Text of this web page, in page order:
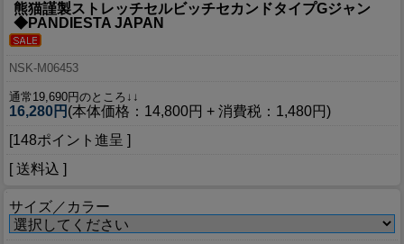
熊猫謹製ストレッチセルビッチセカンドタイプGジャン
◆PANDIESTA JAPAN
NSK-M06453
通常19,690円のところ↓↓
16,280円 (本体価格：14,800円 + 消費税：1,480円)
[148ポイント進呈 ]
[ 送料込 ]
サイズ／カラー